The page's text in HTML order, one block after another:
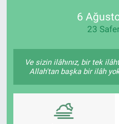
6
23
Ve sizin ilâhınız, bir tek
Allah'tan başka bir ilâh